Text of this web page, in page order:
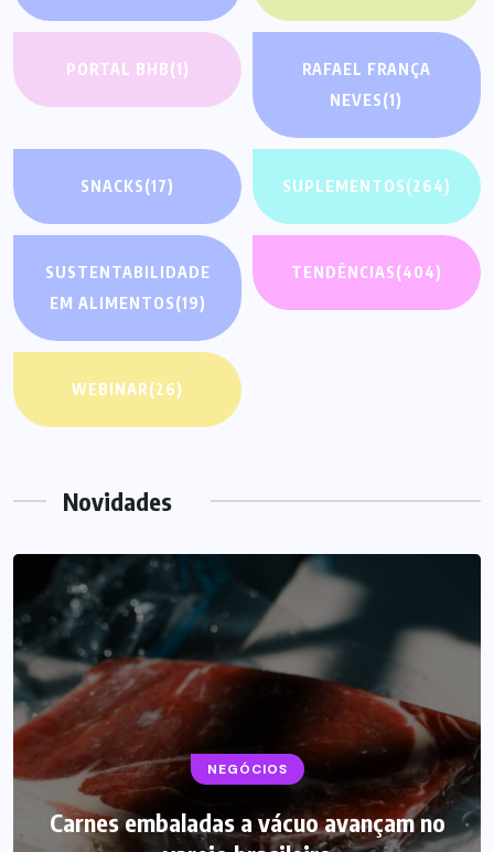
PORTAL BHB(1)
RAFAEL FRANÇA
NEVES(1)
SNACKS(17) SUPLEMENTOS(264)
SUSTENTABILIDADE
EM ALIMENTOS(19)
TENDÊNCIAS(404)
WEBINAR(26)
Novidades
NEGÓCIOS
Carnes embaladas a vácuo avançam no
BEBIDAS LANÇAMENTOS
Starbucks aposta em leite proteico no